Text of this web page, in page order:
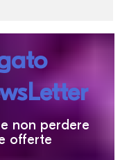
non perdere
offerte